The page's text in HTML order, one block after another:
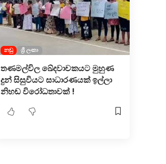
නඩු ශ්‍රී ලංකා
තණමල්විල ඛේදවාචකයට මුහුණ
දුන් සිසුවියට සාධාරණයක් ඉල්ලා
නිහඬ විරෝධතාවක් !